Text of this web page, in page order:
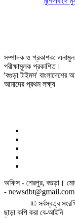
সম্পাদক ও প্রকাশক:
পরীক্ষামূলক প্রকাশিত।
'বগুড়া টাইমস' বাংলাদেশের
আমাদের প্রথম লক্ষ্য
অফিস - শেরপুর, বগুড়া।
- newsdbt@gmail.com
© সর্বস্বত্ব
ছাড়া কপি করা বে-আইনি